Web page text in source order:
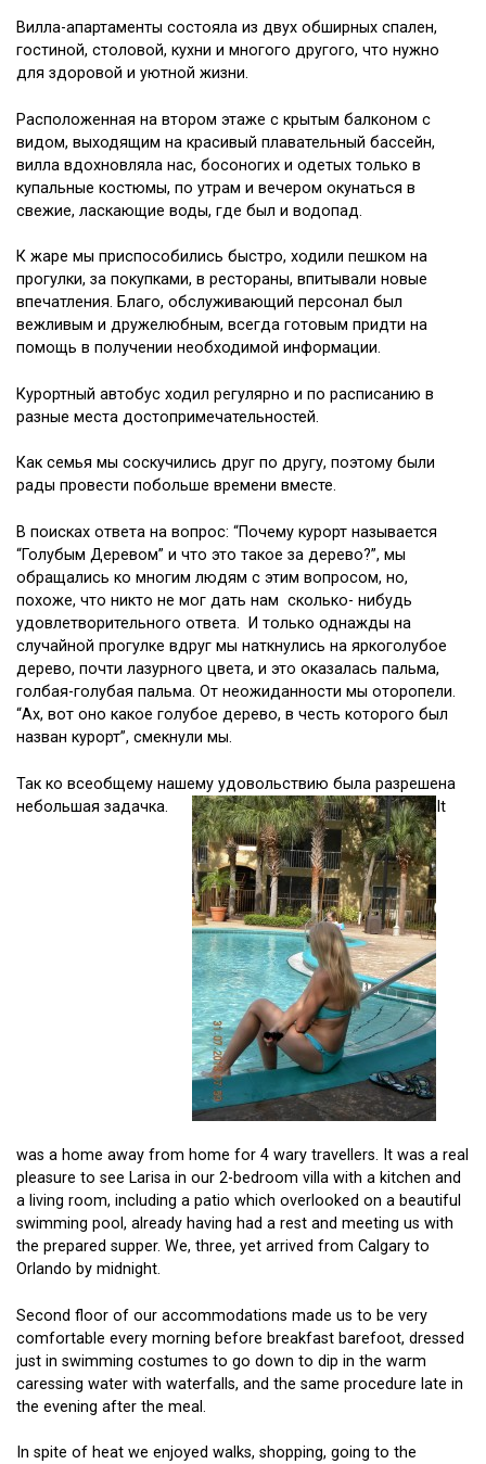
Вилла-апартаменты состояла из двух обширных спален,
гостиной, столовой, кухни и многого другого, что нужно
для здоровой и уютной жизни.
Расположенная на втором этаже с крытым балконом с
видом, выxодящим на красивый плавательный бассейн,
вилла вдохновляла нас, босоногих и одетых только в
купальные костюмы, по утрам и вечером окунаться в
свежие, ласкающие воды, где был и водопад.
К жаре мы приспособились быстро, ходили пешком на
прогулки, за покупками, в рестораны, впитывали новые
впечатления. Благо, обслуживающий персонал был
вежливым и дружелюбным, всегда готовым придти на
помощь в получении необходимой информации.
Курортный автобус ходил регулярно и по расписанию в
разные места достопримечательностей.
Как семья мы соскучились друг по другу, поэтому были
рады провести побольше времени вместе.
В поисках ответа на вопрос: “Почему курорт называется
“Голубым Деревом” и что это такое за дерево?”, мы
обращались ко многим людям с этим вопросом, но,
похоже, что никто не мог дать нам сколько- нибудь
удовлетворительного ответа. И только однажды на
случайной прогулке вдруг мы наткнулись на яркоголубое
дерево, почти лазурного цвета, и это оказалась пальма,
голбая-голубая пальма. От неожиданности мы оторопели.
“Ах, вот оно какое голубое дерево, в честь которого был
назван курорт”, смекнули мы.
Так ко всеобщему нашему удовольствию была разрешена
небольшая задачка.
It
was a home away from home for 4 wary travellers. It was a real
pleasure to see Larisa in our 2-bedroom villa with a kitchen and
a living room, including a patio which overlooked on a beautiful
swimming pool, already having had a rest and meeting us with
the prepared supper. We, three, yet arrived from Calgary to
Orlando by midnight.
Second floor of our accommodations made us to be very
comfortable every morning before breakfast barefoot, dressed
just in swimming costumes to go down to dip in the warm
caressing water with waterfalls, and the same procedure late in
the evening after the meal.
In spite of heat we enjoyed walks, shopping, going to the